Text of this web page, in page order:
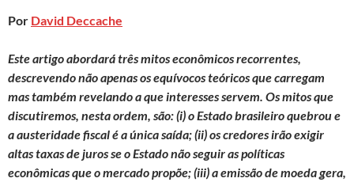
to
d
o
n
e
b
o
o
k
at
s
A
p
p
Por David Deccache
Este artigo abordará três mitos econômicos recorrentes,
descrevendo não apenas os equívocos teóricos que carregam
mas também revelando a que interesses servem. Os mitos que
discutiremos, nesta ordem, são: (i) o Estado brasileiro quebrou e
a austeridade fiscal é a única saída; (ii) os credores irão exigir
altas taxas de juros se o Estado não seguir as políticas
econômicas que o mercado propõe; (iii) a emissão de moeda gera,